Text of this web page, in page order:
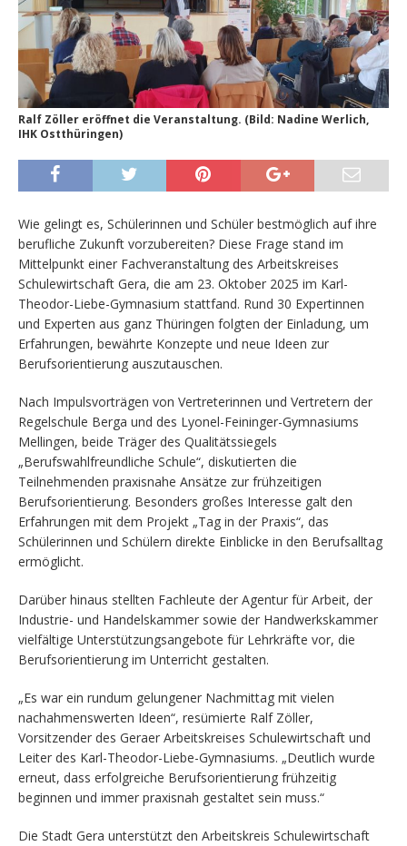
Ralf Zöller eröffnet die Veranstaltung. (Bild: Nadine Werlich,
IHK Ostthüringen)
Wie gelingt es, Schülerinnen und Schüler bestmöglich auf ihre
berufliche Zukunft vorzubereiten? Diese Frage stand im
Mittelpunkt einer Fachveranstaltung des Arbeitskreises
Schulewirtschaft Gera, die am 23. Oktober 2025 im Karl-
Theodor-Liebe-Gymnasium stattfand. Rund 30 Expertinnen
und Experten aus ganz Thüringen folgten der Einladung, um
Erfahrungen, bewährte Konzepte und neue Ideen zur
Berufsorientierung auszutauschen.
Nach Impulsvorträgen von Vertreterinnen und Vertretern der
Regelschule Berga und des Lyonel-Feininger-Gymnasiums
Mellingen, beide Träger des Qualitätssiegels
„Berufswahlfreundliche Schule“, diskutierten die
Teilnehmenden praxisnahe Ansätze zur frühzeitigen
Berufsorientierung. Besonders großes Interesse galt den
Erfahrungen mit dem Projekt „Tag in der Praxis“, das
Schülerinnen und Schülern direkte Einblicke in den Berufsalltag
ermöglicht.
Darüber hinaus stellten Fachleute der Agentur für Arbeit, der
Industrie- und Handelskammer sowie der Handwerkskammer
vielfältige Unterstützungsangebote für Lehrkräfte vor, die
Berufsorientierung im Unterricht gestalten.
„Es war ein rundum gelungener Nachmittag mit vielen
nachahmenswerten Ideen“, resümierte Ralf Zöller,
Vorsitzender des Geraer Arbeitskreises Schulewirtschaft und
Leiter des Karl-Theodor-Liebe-Gymnasiums. „Deutlich wurde
erneut, dass erfolgreiche Berufsorientierung frühzeitig
beginnen und immer praxisnah gestaltet sein muss.“
Die Stadt Gera unterstützt den Arbeitskreis Schulewirtschaft